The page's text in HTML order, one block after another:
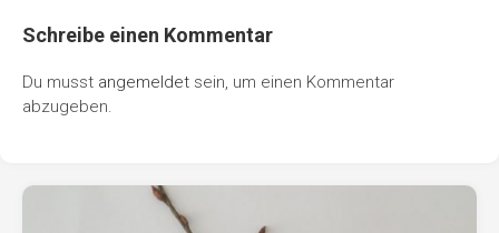
Schreibe einen Kommentar
Du musst angemeldet sein, um einen Kommentar
abzugeben.